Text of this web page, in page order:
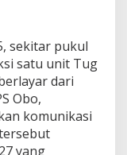
sekitar pukul
satu unit Tug
dari
Obo,
komunikasi
yang